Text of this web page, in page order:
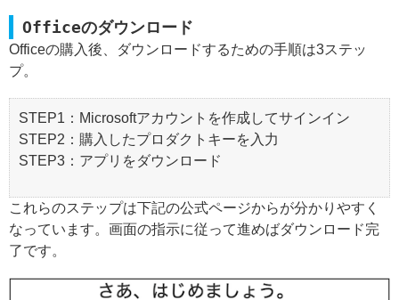
Officeのダウンロード
Officeの購入後、ダウンロードするための手順は3ステッ
プ。
STEP1：Microsoftアカウントを作成してサインイン
STEP2：購入したプロダクトキーを入力
STEP3：アプリをダウンロード
これらのステップは下記の公式ページからが分かりやすく
なっています。画面の指示に従って進めばダウンロード完
了です。